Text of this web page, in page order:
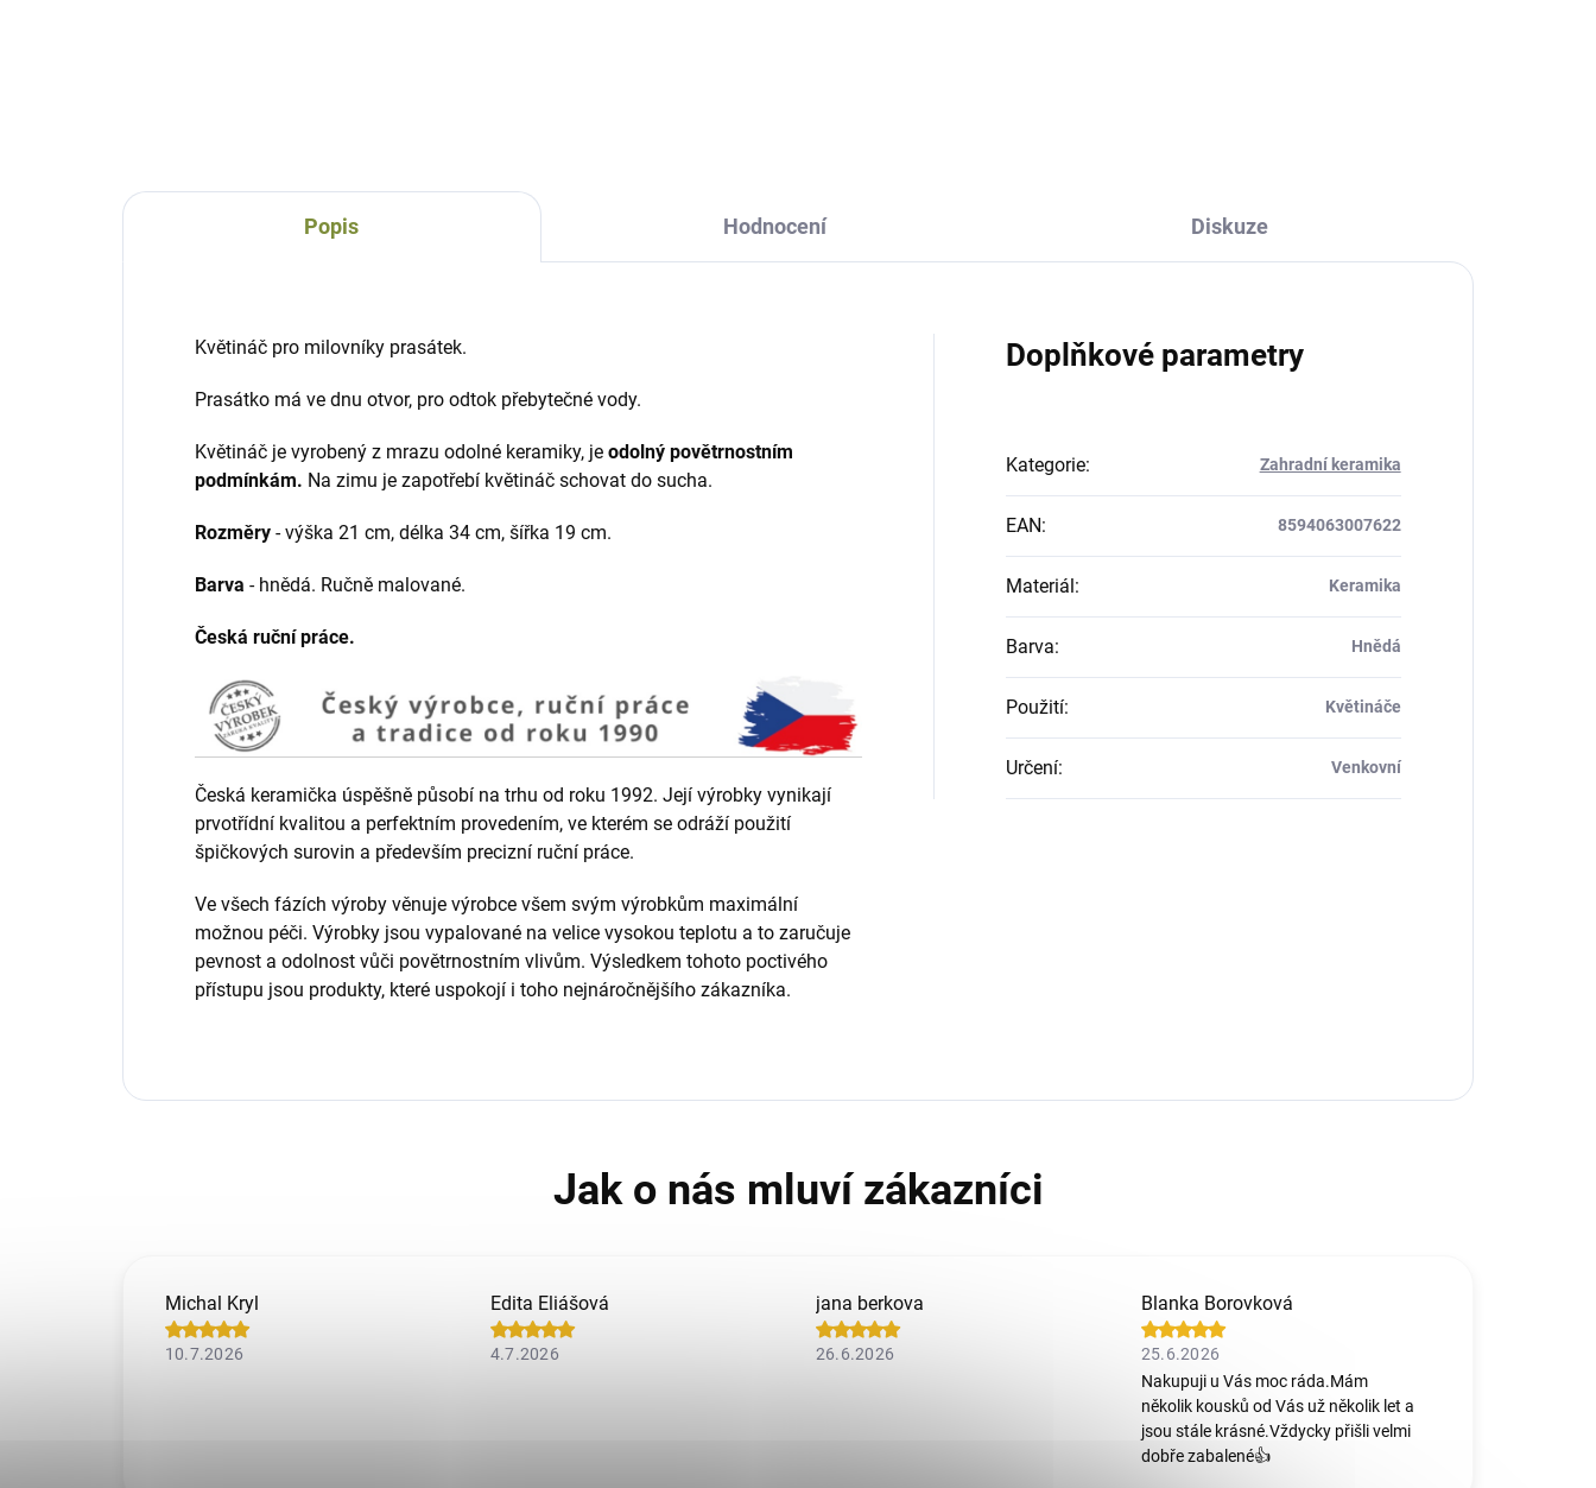
Popis Hodnocení Diskuze
Květináč pro milovníky prasátek.
Prasátko má ve dnu otvor, pro odtok přebytečné vody.
Květináč je vyrobený z mrazu odolné keramiky, je odolný povětrnostním
podmínkám. Na zimu je zapotřebí květináč schovat do sucha.
Rozměry - výška 21 cm, délka 34 cm, šířka 19 cm.
Barva - hnědá. Ručně malované.
Česká ruční práce.
Česká keramička úspěšně působí na trhu od roku 1992. Její výrobky vynikají
prvotřídní kvalitou a perfektním provedením, ve kterém se odráží použití
špičkových surovin a především precizní ruční práce.
Ve všech fázích výroby věnuje výrobce všem svým výrobkům maximální
možnou péči. Výrobky jsou vypalované na velice vysokou teplotu a to zaručuje
pevnost a odolnost vůči povětrnostním vlivům. Výsledkem tohoto poctivého
přístupu jsou produkty, které uspokojí i toho nejnáročnějšího zákazníka.
Doplňkové parametry
Kategorie: Zahradní keramika
EAN: 8594063007622
Materiál: Keramika
Barva: Hnědá
Použití: Květináče
Určení: Venkovní
Michal Kryl
10.7.2026
Edita Eliášová
4.7.2026
jana berkova
26.6.2026
Blanka Borovková
25.6.2026
Nakupuji u Vás moc ráda.Mám
několik kousků od Vás už několik let a
jsou stále krásné.Vždycky přišli velmi
dobře zabalené👍